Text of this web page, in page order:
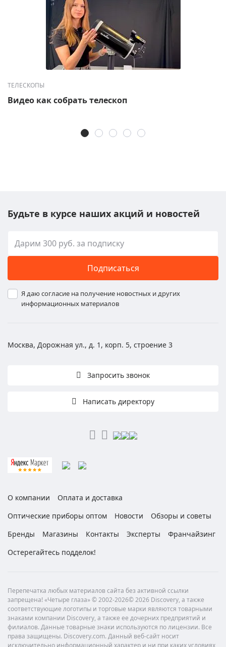
ТЕЛЕСКОПЫ
Видео как собрать телескоп
Будьте в курсе наших акций и новостей
Подписаться
Я даю согласие на получение новостных и других
информационных материалов
Москва, Дорожная ул., д. 1, корп. 5, строение 3
Запросить звонок
Написать директору
О компании
Оплата и доставка
Оптические приборы оптом
Новости
Обзоры и советы
Бренды
Магазины Контакты Эксперты
Франчайзинг
Остерегайтесь подделок!
Перепечатка любых материалов сайта без активной ссылки
запрещена! «Четыре глаза» © 2002-2026© 2026 Discovery, а также
соответствующие логотипы и торговые марки являются товарными
знаками компании Discovery, а также ее дочерних предприятий и
филиалов. Данные товарные знаки используются по лицензии. Все
права защищены. Discovery.com. Данный веб-сайт носит
исключительно информационный характер и ни при каких условиях